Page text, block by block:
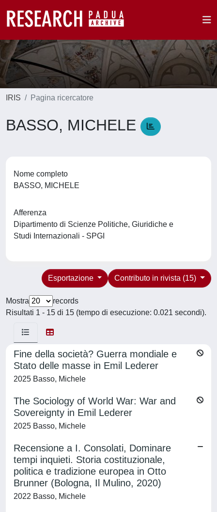
IRIS Pagina ricercatore
BASSO, MICHELE
Nome completo
BASSO, MICHELE
Afferenza
Dipartimento di Scienze Politiche, Giuridiche e
Studi Internazionali - SPGI
Contributo in rivista (15)
Esportazione
Mostra
records
Risultati 1 - 15 di 15 (tempo di esecuzione: 0.021 secondi).
Fine della società? Guerra mondiale e
Stato delle masse in Emil Lederer
2025 Basso, Michele
The Sociology of World War: War and
Sovereignty in Emil Lederer
2025 Basso, Michele
Recensione a I. Consolati, Dominare
tempi inquieti. Storia costituzionale,
politica e tradizione europea in Otto
Brunner (Bologna, Il Mulino, 2020)
2022 Basso, Michele